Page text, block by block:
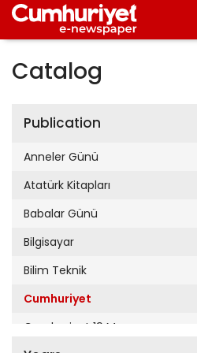
Catalog
Publication
Anneler Günü
Atatürk Kitapları
Babalar Günü
Bilgisayar
Bilim Teknik
Cumhuriyet
Cumhuriyet 19 Mayıs